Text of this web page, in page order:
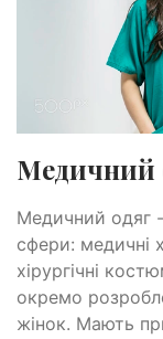
Медичний
Медичний одяг -
сфери: медичні
хірургічні
окремо
жінок. Мають